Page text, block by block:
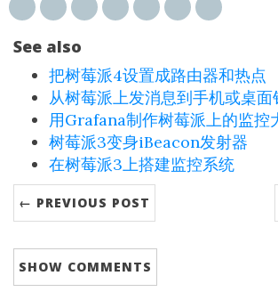
See also
把树莓派4设置成路由器和热点
从树莓派上发消息到手机或桌面
用Grafana制作树莓派上的监控
树莓派3变身iBeacon发射器
在树莓派3上搭建监控系统
← PREVIOUS POST
SHOW COMMENTS